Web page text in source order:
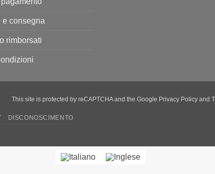
consegna
rimborsati
This site is protected by reCAPTCHA and the Google Privacy Policy and
DISCONOSCIMENTO